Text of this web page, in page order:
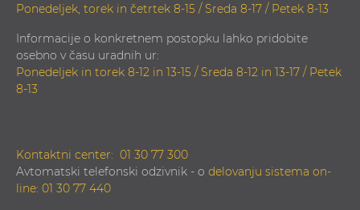
Ponedeljek, torek in četrtek 8-15 / Sreda 8-17 / Petek 8-13
Informacije o konkretnem postopku lahko pridobite
osebno v času uradnih ur:
Ponedeljek in torek 8-12 in 13-15 / Sreda 8-12 in 13-17 / Petek
8-13
Kontaktni center: 01 30 77 300
Avtomatski telefonski odzivnik - o delovanju sistema on-
line: 01 30 77 440